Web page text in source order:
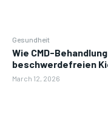
Gesundheit
Wie CMD-
beschwerdefreien
March 12, 2026